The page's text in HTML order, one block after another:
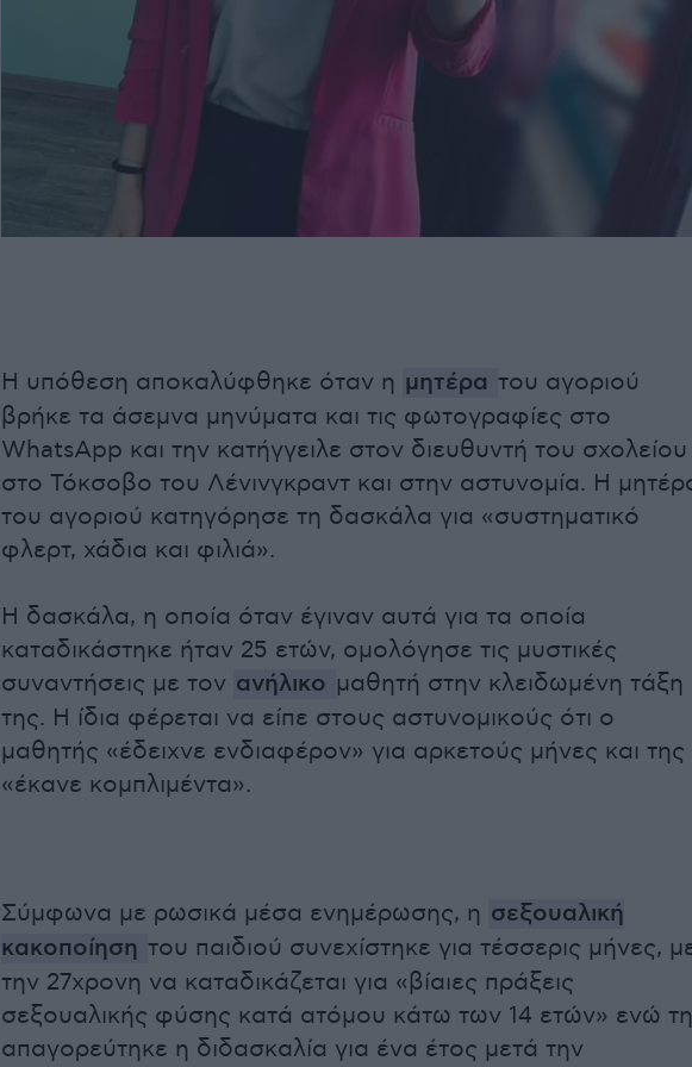
Η υπόθεση αποκαλύφθηκε όταν η μητέρα του αγοριού
βρήκε τα άσεμνα μηνύματα και τις φωτογραφίες στο
WhatsApp και την κατήγγειλε στον διευθυντή του σχολείου
στο Τόκσοβο του Λένινγκραντ και στην αστυνομία. Η
του αγοριού κατηγόρησε τη δασκάλα για «συστηματικό
φλερτ, χάδια και φιλιά».
Η δασκάλα, η οποία όταν έγιναν αυτά για τα οποία
καταδικάστηκε ήταν 25 ετών, ομολόγησε τις μυστικές
συναντήσεις με τον ανήλικο μαθητή στην κλειδωμένη τάξη
της. Η ίδια φέρεται να είπε στους αστυνομικούς ότι ο
μαθητής «έδειχνε ενδιαφέρον» για αρκετούς μήνες και της
«έκανε κομπλιμέντα».
Σύμφωνα με ρωσικά μέσα ενημέρωσης, η σεξουαλική
κακοποίηση του παιδιού συνεχίστηκε για τέσσερις μήνες,
την 27χρονη να καταδικάζεται για «βίαιες πράξεις
σεξουαλικής φύσης κατά ατόμου κάτω των 14 ετών» ενώ
απαγορεύτηκε η διδασκαλία για ένα έτος μετά την